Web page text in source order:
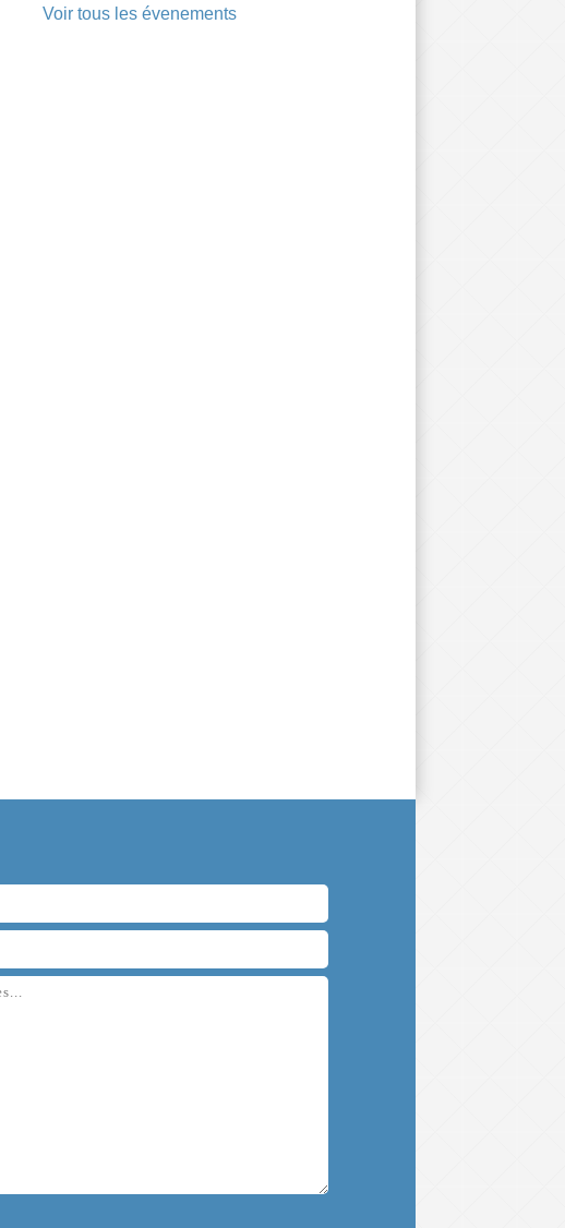
Voir tous les évenements